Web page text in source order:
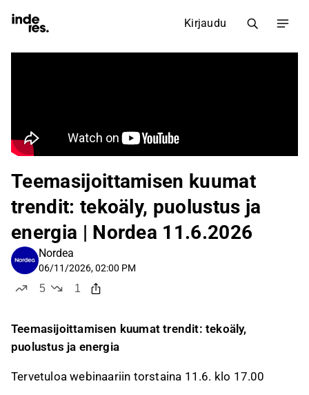
Kirjaudu
Teemasijoittamisen kuumat
trendit: tekoäly, puolustus ja
energia | Nordea 11.6.2026
Nordea
06/11/2026, 02:00 PM
5
1
Teemasijoittamisen kuumat trendit: tekoäly,
puolustus ja energia
Tervetuloa webinaariin torstaina 11.6. klo 17.00